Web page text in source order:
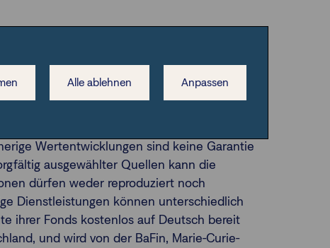
Sinne des WpHG und ist nicht für
nicht abgegeben werden darf. Die
Die dargestellte Anlagemöglichkeit kann für
Wertentwicklungen sind keine Garantie
ausgewählter Quellen kann die
dürfen weder reproduziert noch
Dienstleistungen können unterschiedlich
ihrer Fonds kostenlos auf Deutsch bereit
und wird von der BaFin, Marie-Curie-
Alle ablehnen Anpassen